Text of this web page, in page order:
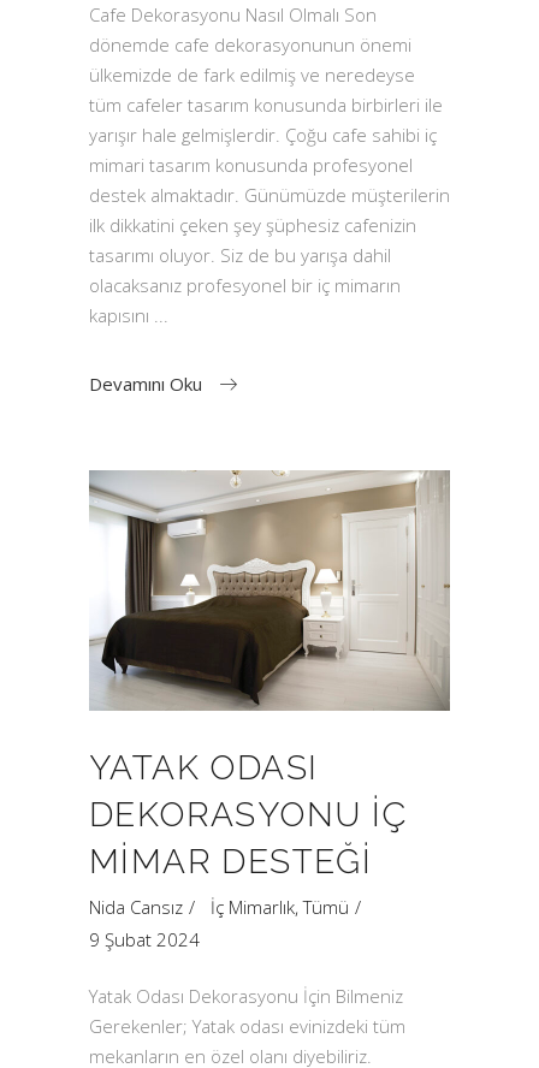
Cafe Dekorasyonu Nasıl Olmalı Son
dönemde cafe dekorasyonunun önemi
ülkemizde de fark edilmiş ve neredeyse
tüm cafeler tasarım konusunda birbirleri ile
yarışır hale gelmişlerdir. Çoğu cafe sahibi iç
mimari tasarım konusunda profesyonel
destek almaktadır. Günümüzde müşterilerin
ilk dikkatini çeken şey şüphesiz cafenizin
tasarımı oluyor. Siz de bu yarışa dahil
olacaksanız profesyonel bir iç mimarın
kapısını
Devamını Oku
YATAK ODASI
DEKORASYONU İÇ
MIMAR DESTEĞI
Nida Cansız İç Mimarlık,Tümü
9 Şubat 2024
Yatak Odası Dekorasyonu İçin Bilmeniz
Gerekenler; Yatak odası evinizdeki tüm
mekanların en özel olanı diyebiliriz.